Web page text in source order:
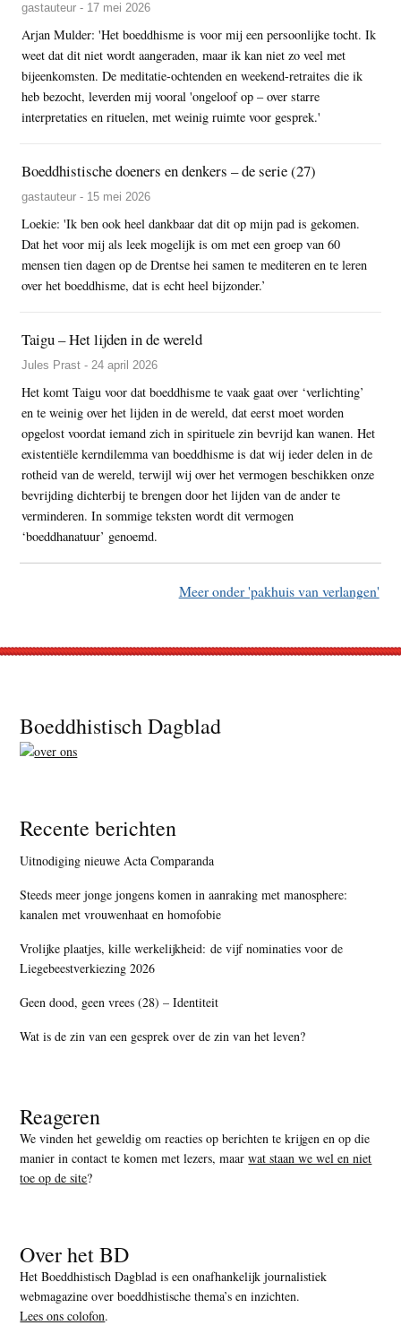
gastauteur - 17 mei 2026
Arjan Mulder: 'Het boeddhisme is voor mij een persoonlijke tocht. Ik
weet dat dit niet wordt aangeraden, maar ik kan niet zo veel met
bijeenkomsten. De meditatie-ochtenden en weekend-retraites die ik
heb bezocht, leverden mij vooral 'ongeloof op – over starre
interpretaties en rituelen, met weinig ruimte voor gesprek.'
Boeddhistische doeners en denkers – de serie (27)
gastauteur - 15 mei 2026
Loekie: 'Ik ben ook heel dankbaar dat dit op mijn pad is gekomen.
Dat het voor mij als leek mogelijk is om met een groep van 60
mensen tien dagen op de Drentse hei samen te mediteren en te leren
over het boeddhisme, dat is echt heel bijzonder.’
Taigu – Het lijden in de wereld
Jules Prast - 24 april 2026
Het komt Taigu voor dat boeddhisme te vaak gaat over ‘verlichting’
en te weinig over het lijden in de wereld, dat eerst moet worden
opgelost voordat iemand zich in spirituele zin bevrijd kan wanen. Het
existentiële kerndilemma van boeddhisme is dat wij ieder delen in de
rotheid van de wereld, terwijl wij over het vermogen beschikken onze
bevrijding dichterbij te brengen door het lijden van de ander te
verminderen. In sommige teksten wordt dit vermogen
‘boeddhanatuur’ genoemd.
Meer onder 'pakhuis van verlangen'
Footer
Boeddhistisch Dagblad
Recente berichten
Uitnodiging nieuwe Acta Comparanda
Steeds meer jonge jongens komen in aanraking met manosphere:
kanalen met vrouwenhaat en homofobie
Vrolijke plaatjes, kille werkelijkheid: de vijf nominaties voor de
Liegebeestverkiezing 2026
Geen dood, geen vrees (28) – Identiteit
Wat is de zin van een gesprek over de zin van het leven?
Reageren
We vinden het geweldig om reacties op berichten te krijgen en op die
manier in contact te komen met lezers, maarwat staan we wel en niet
toe op de site?
Over het BD
Het Boeddhistisch Dagblad is een onafhankelijk journalistiek
webmagazine over boeddhistische thema’s en inzichten.
Lees ons colofon.